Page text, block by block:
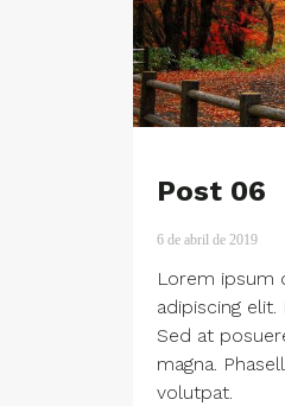
Post 06
6 de abril de 2019
Lorem ipsum
adipiscing
Sed at
magna.
volutpat.